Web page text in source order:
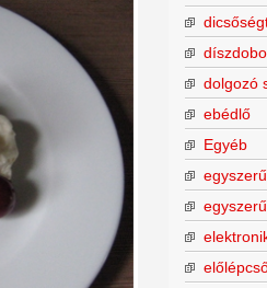
dolgozó
ebédlő
Egyéb